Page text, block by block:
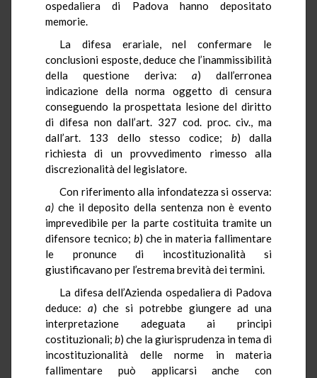
ospedaliera di Padova hanno depositato
memorie.
La difesa erariale, nel confermare le
conclusioni esposte, deduce che l’inammissibilità
della questione deriva: a) dall’erronea
indicazione della norma oggetto di censura
conseguendo la prospettata lesione del diritto
di difesa non dall’art. 327 cod. proc. civ., ma
dall’art. 133 dello stesso codice; b) dalla
richiesta di un provvedimento rimesso alla
discrezionalità del legislatore.
Con riferimento alla infondatezza si osserva:
a) che il deposito della sentenza non è evento
imprevedibile per la parte costituita tramite un
difensore tecnico; b) che in materia fallimentare
le pronunce di incostituzionalità si
giustificavano per l’estrema brevità dei termini.
La difesa dell’Azienda ospedaliera di Padova
deduce: a) che si potrebbe giungere ad una
interpretazione adeguata ai principi
costituzionali; b) che la giurisprudenza in tema di
incostituzionalità delle norme in materia
fallimentare può applicarsi anche con